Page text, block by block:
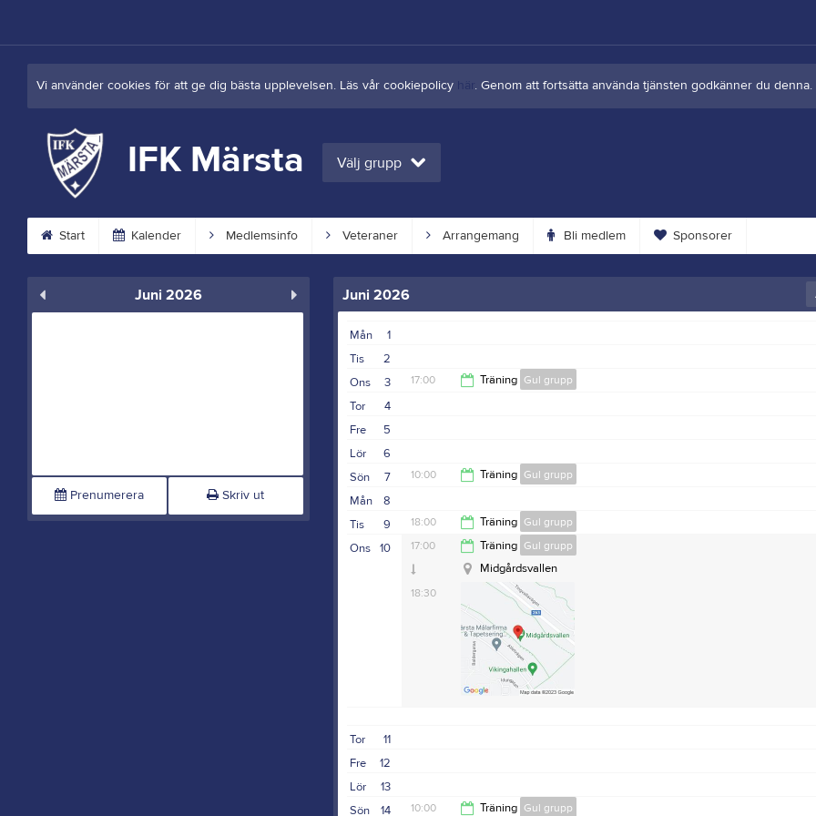
Vi använder cookies för att ge dig bästa upplevelsen. Läs vår cookiepolicy här. Genom att fortsätta använda tjänsten godkänner du denna.
IFK Märsta Välj grupp
Start Kalender Medlemsinfo Veteraner Arrangemang Bli medlem Sponsorer
Juni 2026
Prenumerera Skriv ut
Juni 2026
1
Mån
2
Tis
3
Ons 17:00 Träning Gul grupp
4
Tor
5
Fre
6
Lör
7
Sön 10:00 Träning Gul grupp
12:00
8
Mån
9
Tis 18:00 Träning Gul grupp
19:30
10
Ons 17:00 Träning Gul grupp
18:30
Midgårdsvallen
11
Tor
12
Fre
13
Lör
14
Sön 10:00 Träning Gul grupp